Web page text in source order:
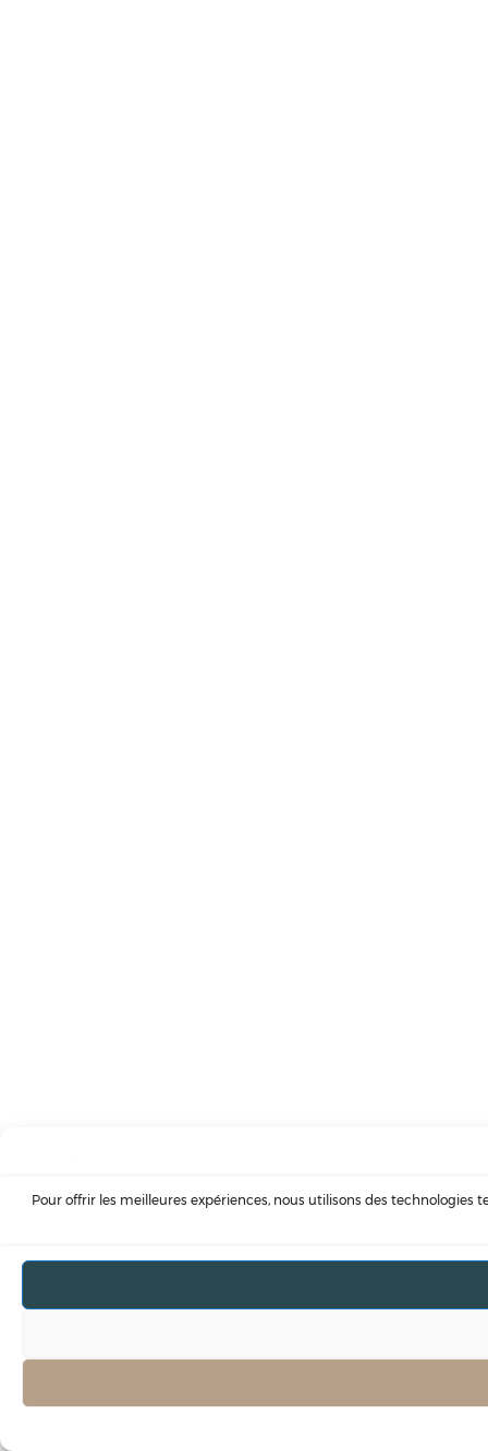
Pour offrir les meilleures expériences, nous utilisons des